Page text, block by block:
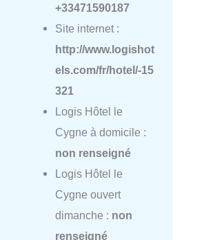
+33471590187
Site internet :
http://www.logishot
els.com/fr/hotel/-15
321
Logis Hôtel le
Cygne à domicile :
non renseigné
Logis Hôtel le
Cygne ouvert
dimanche : non
renseigné